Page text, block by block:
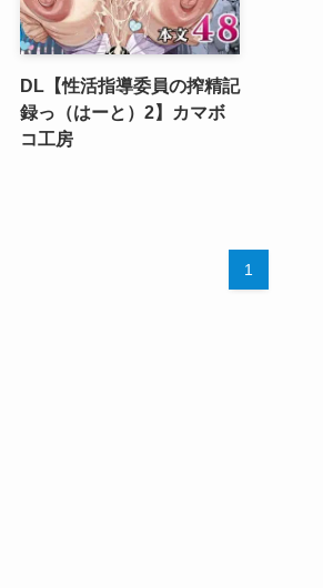
DL【性活指導委員の搾精記
録っ（はーと）2】カマボ
コ工房
1